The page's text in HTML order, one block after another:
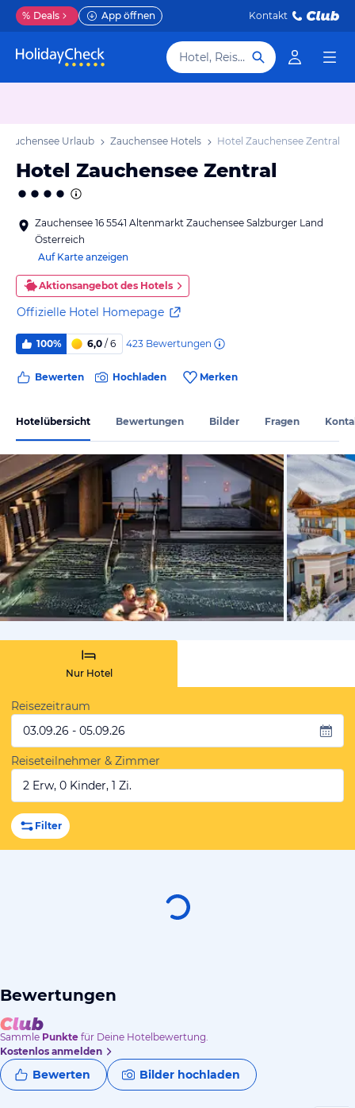
% Deals App öffnen Kontakt
Hotel, Reiseziel
Zauchensee Urlaub Zauchensee Hotels Hotel Zauchensee Zentral
Hotel Zauchensee Zentral
Zauchensee 16 5541 Altenmarkt Zauchensee Salzburger Land
Österreich
Auf Karte anzeigen
Aktionsangebot des Hotels
Offizielle Hotel Homepage
100% 6,0 / 6 423 Bewertungen
Bewerten Hochladen Merken
Hotelübersicht Bewertungen Bilder Fragen
vom
Nur Hotel
Reisezeitraum
03.09.26 - 05.09.26
Reiseteilnehmer & Zimmer
2 Erw, 0 Kinder, 1 Zi.
Filter
Bewertungen
Sammle Punkte für Deine Hotelbewertung.
Kostenlos anmelden
Bewerten Bilder hochladen